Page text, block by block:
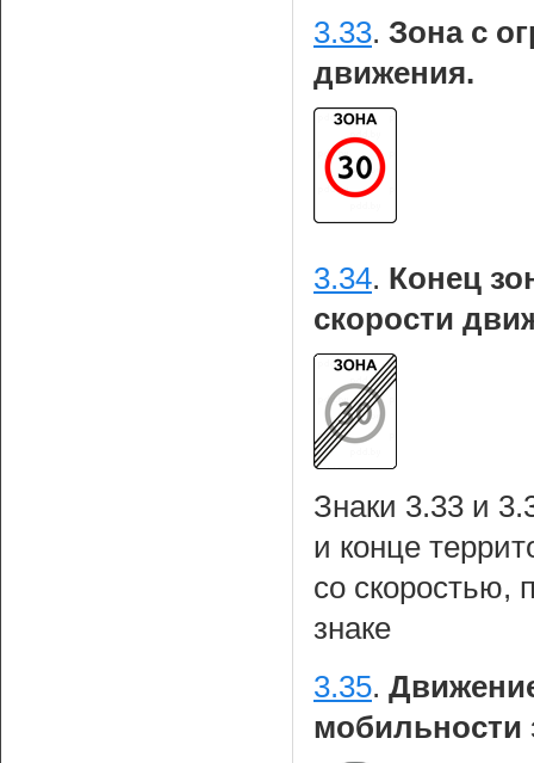
3.33. Зона с
движения.
3.34. Конец
скорости
Знаки 3.33 и
и конце
со
знаке
3.35.
мобильности